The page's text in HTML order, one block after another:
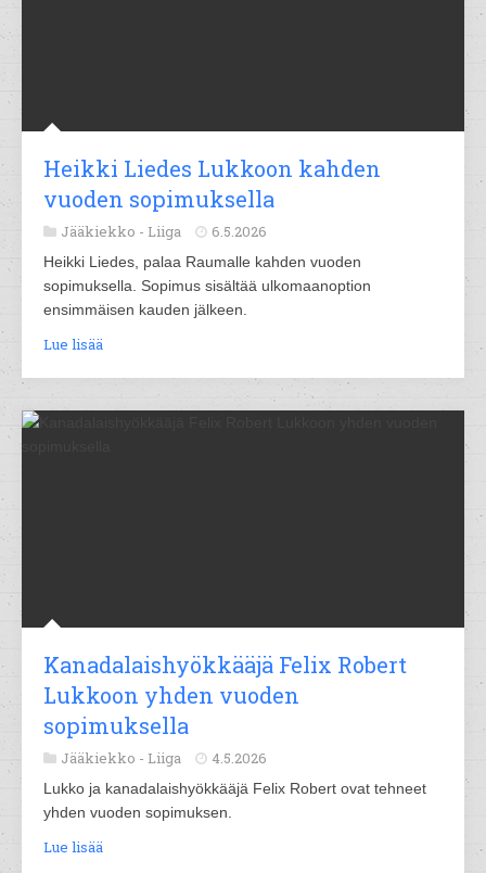
Heikki Liedes Lukkoon kahden
vuoden sopimuksella
Jääkiekko - Liiga 6.5.2026
Heikki Liedes, palaa Raumalle kahden vuoden
sopimuksella. Sopimus sisältää ulkomaanoption
ensimmäisen kauden jälkeen.
Lue lisää
Kanadalaishyökkääjä Felix Robert
Lukkoon yhden vuoden
sopimuksella
Jääkiekko - Liiga 4.5.2026
Lukko ja kanadalaishyökkääjä Felix Robert ovat tehneet
yhden vuoden sopimuksen.
Lue lisää